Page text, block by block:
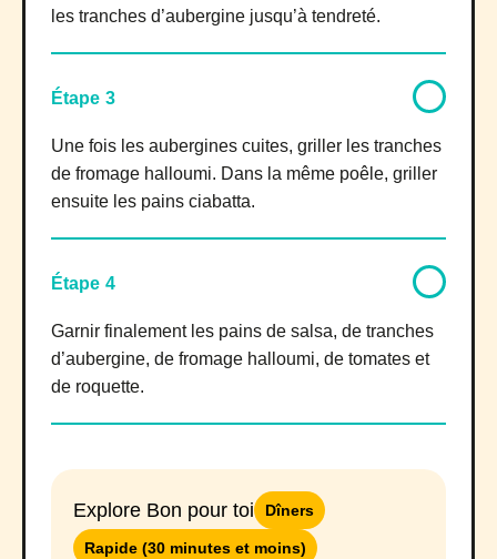
les tranches d’aubergine jusqu’à tendreté.
Étape 3
Une fois les aubergines cuites, griller les tranches
de fromage halloumi. Dans la même poêle, griller
ensuite les pains ciabatta.
Étape 4
Garnir finalement les pains de salsa, de tranches
d’aubergine, de fromage halloumi, de tomates et
de roquette.
Explore Bon pour toi Dîners
Rapide (30 minutes et moins)